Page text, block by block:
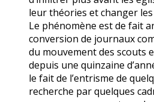
leur théories et changer
Le phénomène est de fait
conversion de journaux
du mouvement des scouts
depuis une quinzaine
le fait de l’entrisme de
recherche par quelques